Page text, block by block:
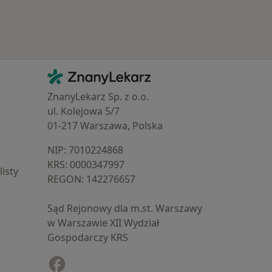
Kontakt
ZnanyLekarz - Strona główna
ZnanyLekarz Sp. z o.o.
ul. Kolejowa 5/7
01-217 Warszawa, Polska
NIP: ⁠7010224868
KRS: ⁠0000347997
REGON: ⁠142276657
Sąd Rejonowy dla m.st. Warszawy
w Warszawie XII Wydział
Gospodarczy KRS